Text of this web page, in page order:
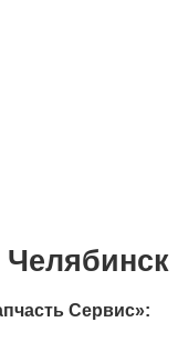
Челябинск
Сервис»: